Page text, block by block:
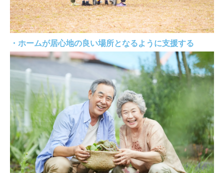
・ホームが居心地の良い場所となるように支援する